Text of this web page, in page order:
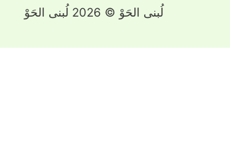
لُبنى الحَوْ © 2026 لُبنى الحَوْ